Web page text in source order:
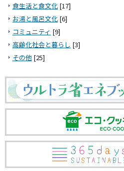
食生活と食文化 [17]
お湯と風呂文化 [6]
コミュニティ [9]
高齢化社会と暮らし [3]
その他 [25]